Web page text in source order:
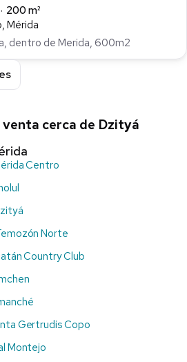
200 m²
Mérida
dentro de Merida, 600m2
cerca de Dzityá
Centro
Norte
Country Club
Gertrudis Copo
Montejo